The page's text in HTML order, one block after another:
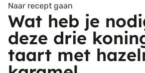
Naar recept gaan
Wat heb je
deze drie
taart met